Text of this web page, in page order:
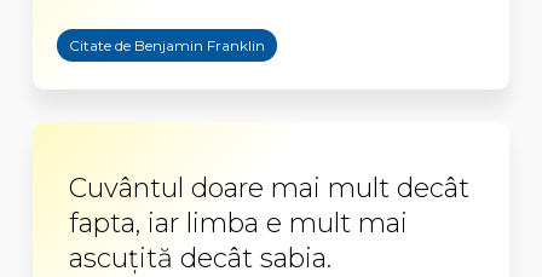
Citate de Benjamin Franklin
Cuvântul doare mai mult decât
fapta, iar limba e mult mai
ascuţită decât sabia.